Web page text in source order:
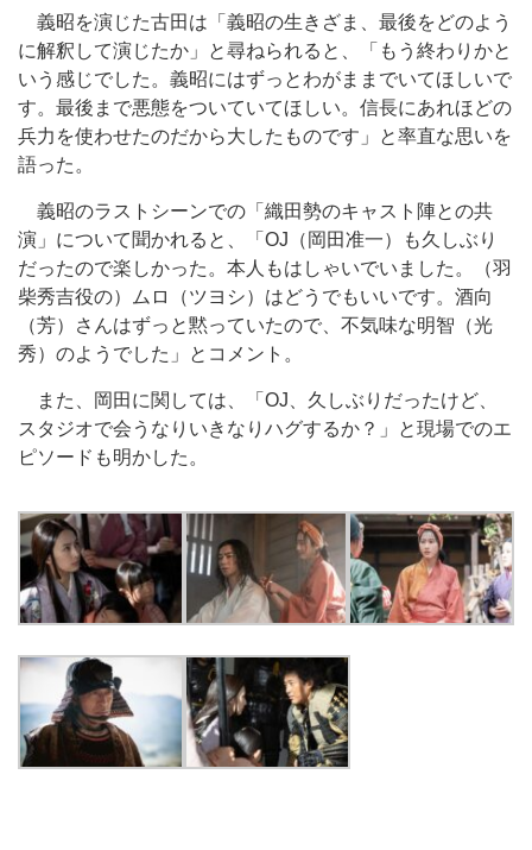
義昭を演じた古田は「義昭の生きざま、最後をどのよう
に解釈して演じたか」と尋ねられると、「もう終わりかと
いう感じでした。義昭にはずっとわがままでいてほしいで
す。最後まで悪態をついていてほしい。信長にあれほどの
兵力を使わせたのだから大したものです」と率直な思いを
語った。
義昭のラストシーンでの「織田勢のキャスト陣との共
演」について聞かれると、「OJ（岡田准一）も久しぶり
だったので楽しかった。本人もはしゃいでいました。（羽
柴秀吉役の）ムロ（ツヨシ）はどうでもいいです。酒向
（芳）さんはずっと黙っていたので、不気味な明智（光
秀）のようでした」とコメント。
また、岡田に関しては、「OJ、久しぶりだったけど、
スタジオで会うなりいきなりハグするか？」と現場でのエ
ピソードも明かした。